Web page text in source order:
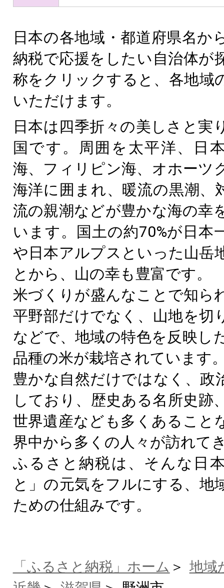
日本の各地域・都道府県名か
納税で応援をしたい自治体が
称をクリックすると、各地域
いただけます。
日本は四季折々の美しさと実
国です。周囲を太平洋、日
海、フィリピン海、オホーツ
海洋に囲まれ、暖流の黒潮、
流の親潮などが豊かな海の幸
います。国土の約70%が日本
や日本アルプスといった山岳
とから、山の幸も豊富です。
米づくりが盛んなことで知ら
平野部だけでなく、山地を切
などで、地域の特色を反映し
品種の米が栽培されています
豊かな自然だけではなく、政
しており、歴史ある名所史跡
世界遺産なども多くあること
界中から多くの人々が訪れて
ふるさと納税は、そんな日
と」の元気をフルにする、地
ための仕組みです。
「ふるさと納税」ホーム
地域